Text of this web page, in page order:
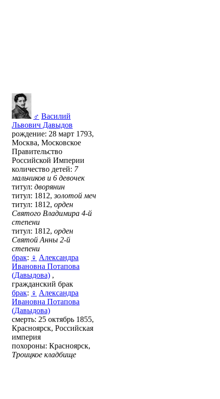
♂ Василий
Львович Давыдов
рождение: 28 март 1793,
Москва, Московское
Правительство
Российской Империи
количество детей: 7
мальчиков и 6 девочек
титул: дворянин
титул: 1812,золотой меч
титул: 1812, орден
Святого Владимира 4-й
степени
титул: 1812, орден
Святой Анны 2-й
степени
брак: ♀ Александра
Ивановна Потапова
(Давыдова) ,
гражданский брак
брак: ♀ Александра
Ивановна Потапова
(Давыдова)
смерть: 25 октябрь 1855,
Красноярск, Российская
империя
похороны: Красноярск,
Троицкое кладбище